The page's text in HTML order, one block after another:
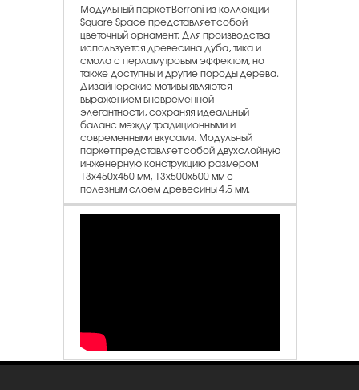
Модульный паркет Berroni из коллекции
Square Space представляет собой
цветочный орнамент. Для производства
используется древесина дуба, тика и
смола с перламутровым эффектом, но
также доступны и другие породы дерева.
Дизайнерские мотивы являются
выражением вневременной
элегантности, сохраняя идеальный
баланс между традиционными и
современными вкусами. Модульный
паркет представляет собой двухслойную
инженерную конструкцию размером
13х450х450 мм, 13x500x500 мм с
полезным слоем древесины 4,5 мм.